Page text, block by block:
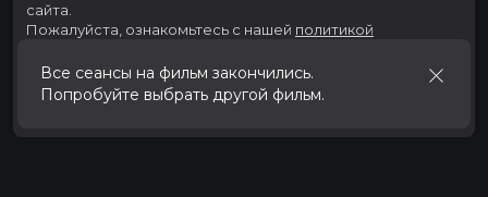
Все сеансы на фильм закончились.
Попробуйте выбрать другой фильм.
сайта.
Пожалуйста, ознакомьтесь с нашей политикой
Принять